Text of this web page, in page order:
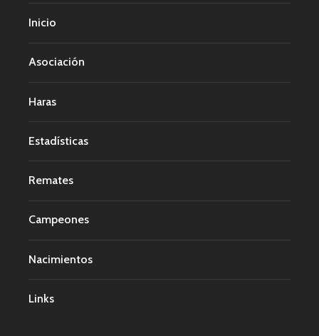
Inicio
Asociación
Haras
Estadísticas
Remates
Campeones
Nacimientos
Links